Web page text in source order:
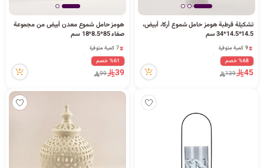
ا
تشكيلة قرطبة هومز حامل شموع أركا، أبيض،
14.5*14.5*34 سم
9 كمية متوفرة
7 مشاهدة مؤخراً
%68 خصم
45
139
هومز حامل شموع معدن أبيض من مجموعة
صفاء 85*8.5*18 سم
7 كمية متوفرة
1 مشاهدة مؤخراً
7 كمية متوفرة
1 مشاهدة مؤخراً
%61 خصم
39
99